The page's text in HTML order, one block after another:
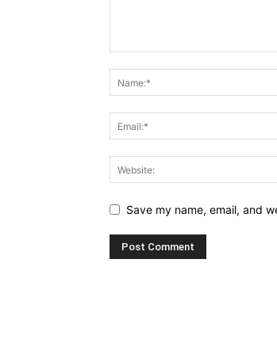
Save my name, email, and